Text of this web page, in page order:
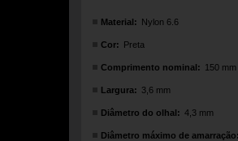
Material: Nylon 6.6
Cor: Preta
Comprimento nominal: 150 mm
Largura: 3,6 mm
Diâmetro do olhal: 4,3 mm
Diâmetro máximo de